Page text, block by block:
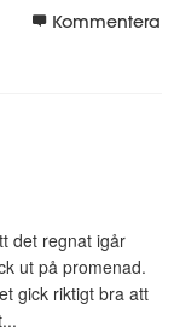
Kommentera
det regnat igår
ut på promenad.
gick riktigt bra att